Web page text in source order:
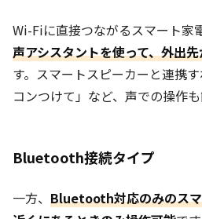
Wi-Fiに直接つながるスマート家
声アシスタントを使って、外出
す。スマートスピーカーと連携
コンつけて」など、声での操作も
Bluetooth接続タイプ
一方、 Bluetooth対応のみのス